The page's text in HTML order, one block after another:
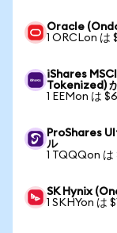
Oracle
1 ORCLon は
iShares
Tokenized)
1 EEMon は
ProShares
ル
1 TQQQon
SK Hynix
1 SKHYon は